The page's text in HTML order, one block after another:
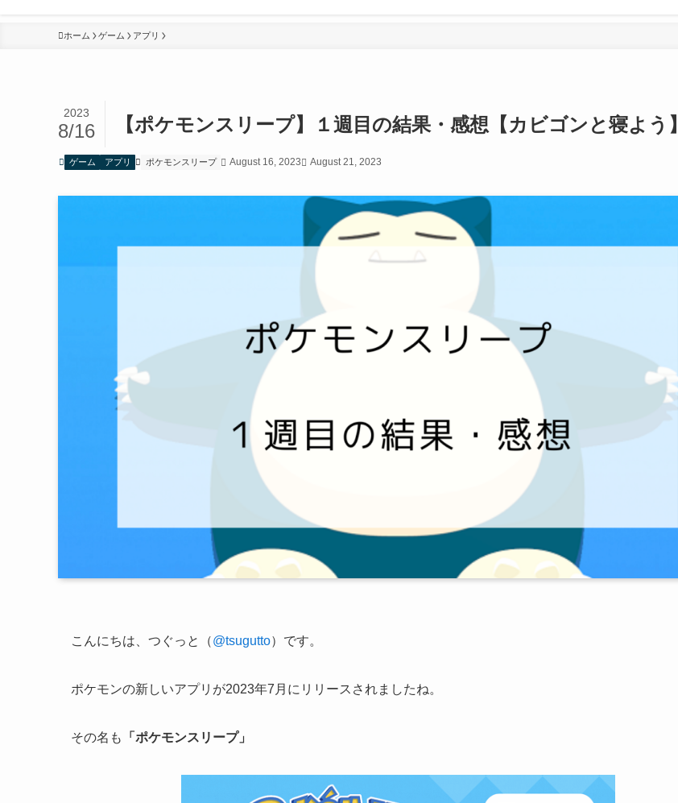
ホーム ゲーム アプリ
【ポケモンスリープ】１週目の結果・感想【カビゴンと寝よう】
2023
8/16
ゲーム アプリ ポケモンスリープ August 16, 2023 August 21, 2023
こんにちは、つぐっと（@tsugutto）です。
ポケモンの新しいアプリが2023年7月にリリースされましたね。
その名も 「ポケモンスリープ」